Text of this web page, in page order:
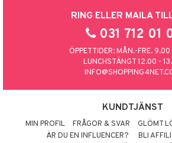
RING ELLER MAILA
031 712 01
ÖPPETTIDER: MÅN.-FRE.
LUNCHSTÄNGT 12.00 -
KUNDTJÄNST
MIN PROFIL FRÅGOR & SVAR GLÖMT
ÄR DU EN INFLUENCER?
BLI